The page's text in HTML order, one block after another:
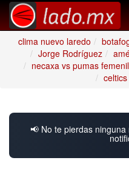
clima nuevo laredo
Jorge Rodríguez
necaxa vs pumas femenil
celtics
📢 No te pierdas